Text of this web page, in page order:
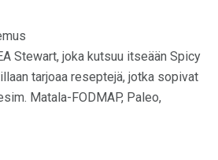
Stewart, joka kutsuu itseään Spicy
tarjoaa reseptejä, jotka sopivat
Matala-FODMAP, Paleo,